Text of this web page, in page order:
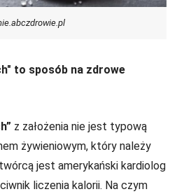
to sposób na zdrowe
z założenia nie jest typową
żywieniowym, który należy
jest amerykański kardiolog
liczenia kalorii. Na czym